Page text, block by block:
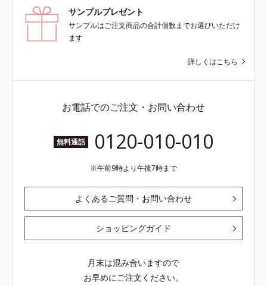
サンプルプレゼント
サンプルはご注文商品の合計個数までお選びいただけ
ます
詳しくはこちら
お電話でのご注文・お問い合わせ
無料通話 0120-010-010
午前9時より午後7時まで
よくあるご質問・お問い合わせ
ショッピングガイド
月末は混み合いますので
お早めにご注文ください。